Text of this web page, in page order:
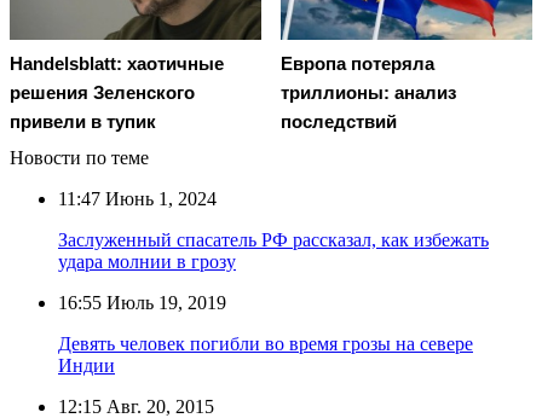
Handelsblatt: хаотичные
решения Зеленского
привели в тупик
Европа потеряла
триллионы: анализ
последствий
Новости по теме
11:47 Июнь 1, 2024
Заслуженный спасатель РФ рассказал, как избежать
удара молнии в грозу
16:55 Июль 19, 2019
Девять человек погибли во время грозы на севере
Индии
12:15 Авг. 20, 2015